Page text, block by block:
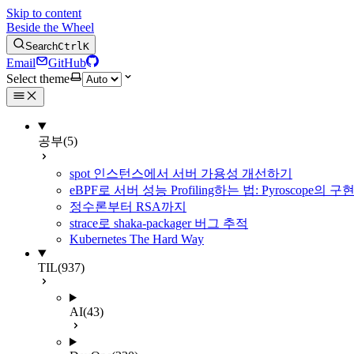
Skip to content
Beside the Wheel
SearchCtrlK
Email
GitHub
Select theme
공부(5)
spot 인스턴스에서 서버 가용성 개선하기
eBPF로 서버 성능 Profiling하는 법: Pyroscope의 구
정수론부터 RSA까지
strace로 shaka-packager 버그 추적
Kubernetes The Hard Way
TIL(937)
AI(43)